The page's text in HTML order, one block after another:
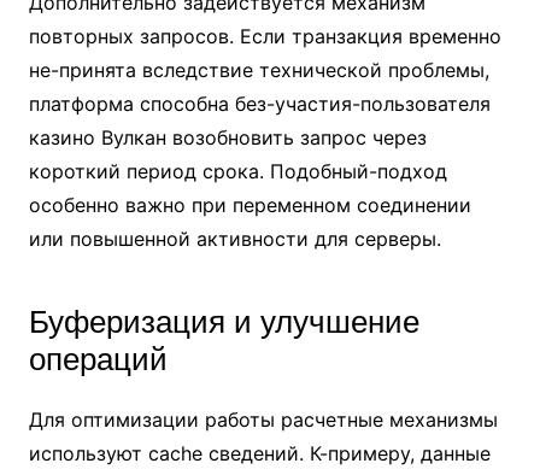
повторных запросов. Если транзакция временно
не-принята вследствие технической проблемы,
платформа способна без-участия-пользователя
казино Вулкан возобновить запрос через
короткий период срока. Подобный-подход
особенно важно при переменном соединении
или повышенной активности для серверы.
Буферизация и улучшение
операций
Для оптимизации работы расчетные механизмы
используют cache сведений. К-примеру, данные